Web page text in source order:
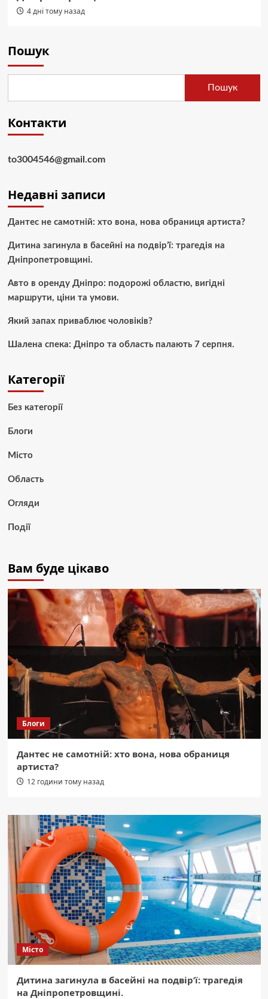
4 дні тому назад
Пошук
Пошук
Контакти
to3004546@gmail.com
Недавні записи
Дантес не самотній: хто вона, нова обраниця артиста?
Дитина загинула в басейні на подвір’ї: трагедія на
Дніпропетровщині.
Авто в оренду Дніпро: подорожі областю, вигідні
маршрути, ціни та умови.
Який запах приваблює чоловіків?
Шалена спека: Дніпро та область палають 7 серпня.
Категорії
Без категорії
Блоги
Місто
Область
Огляди
Події
Вам буде цікаво
Блоги
Дантес не самотній: хто вона, нова обраниця
артиста?
12 години тому назад
Місто
Дитина загинула в басейні на подвір’ї: трагедія
на Дніпропетровщині.